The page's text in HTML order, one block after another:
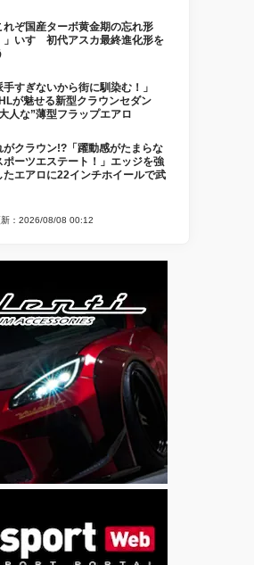
れぞ国産ターボ黄金期の忘れ形
」いすゞ初代アスカ最終進化形を
手すぎないから街に馴染む！」
が魅せる新型クラウンセダン
人な”薄型フラップエアロ
がクラウン!?「躍動感がたまらな
ポーツエステート！」エッジを強
たエアロに22インチホイールで武
新：2026/08/08 00:12